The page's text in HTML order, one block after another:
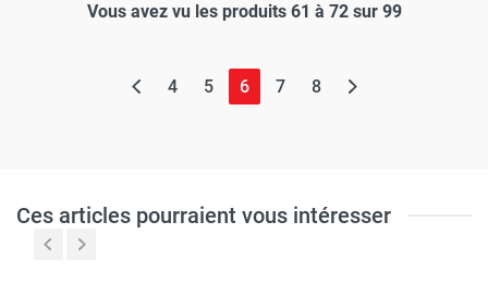
Vous avez vu les produits 61 à 72 sur 99
4 5 6(page actuelle)
7 8
Ces articles pourraient vous intéresser